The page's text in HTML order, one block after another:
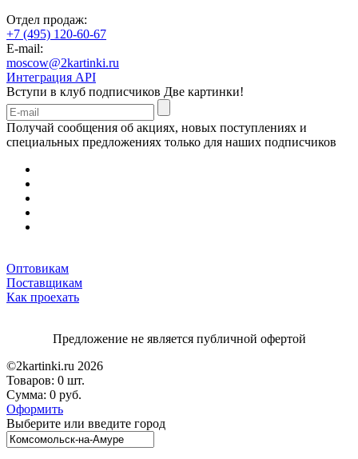
Отдел продаж:
+7 (495) 120-60-67
E-mail:
moscow@2kartinki.ru
Интеграция API
Вступи в клуб подписчиков Две картинки!
Получай сообщения об акциях, новых поступлениях и
специальных предложениях только для наших подписчиков
Оптовикам
Поставщикам
Как проехать
Предложение не является публичной офертой
©2kartinki.ru 2026
Товаров: 0 шт.
Сумма: 0 руб.
Оформить
Выберите или введите город